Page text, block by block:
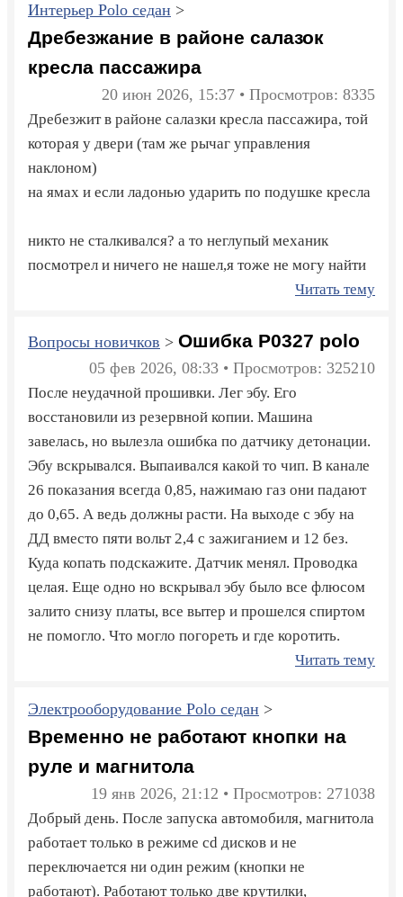
Интерьер Polo седан >
Дребезжание в районе салазок
кресла пассажира
20 июн 2026, 15:37 • Просмотров: 8335
Дребезжит в районе салазки кресла пассажира, той
которая у двери (там же рычаг управления
наклоном)
на ямах и если ладонью ударить по подушке кресла
никто не сталкивался? а то неглупый механик
посмотрел и ничего не нашел,я тоже не могу найти
Читать тему
Вопросы новичков > Ошибка P0327 polo
05 фев 2026, 08:33 • Просмотров: 325210
После неудачной прошивки. Лег эбу. Его
восстановили из резервной копии. Машина
завелась, но вылезла ошибка по датчику детонации.
Эбу вскрывался. Выпаивался какой то чип. В канале
26 показания всегда 0,85, нажимаю газ они падают
до 0,65. А ведь должны расти. На выходе с эбу на
ДД вместо пяти вольт 2,4 с зажиганием и 12 без.
Куда копать подскажите. Датчик менял. Проводка
целая. Еще одно но вскрывал эбу было все флюсом
залито снизу платы, все вытер и прошелся спиртом
не помогло. Что могло погореть и где коротить.
Читать тему
Электрооборудование Polo седан >
Временно не работают кнопки на
руле и магнитола
19 янв 2026, 21:12 • Просмотров: 271038
Добрый день. После запуска автомобиля, магнитола
работает только в режиме cd дисков и не
переключается ни один режим (кнопки не
работают). Работают только две крутилки,